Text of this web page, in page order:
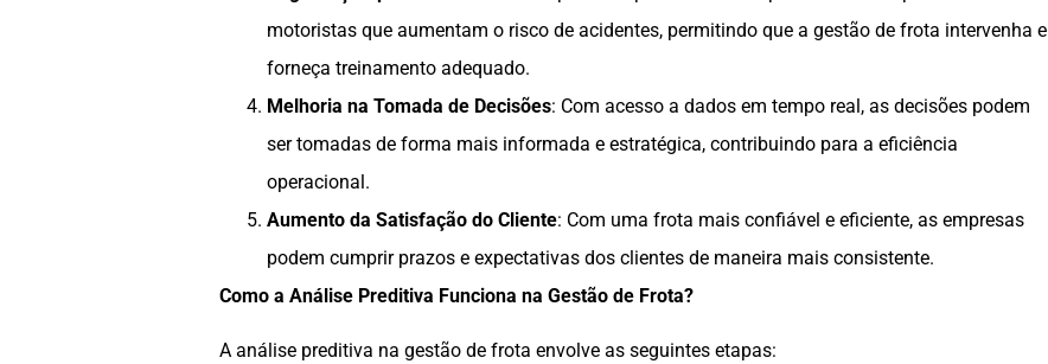
motoristas que aumentam o risco de acidentes, permitindo que a gestão de frota intervenha e
forneça treinamento adequado.
Melhoria na Tomada de Decisões: Com acesso a dados em tempo real, as decisões podem
ser tomadas de forma mais informada e estratégica, contribuindo para a eficiência
operacional.
Aumento da Satisfação do Cliente: Com uma frota mais confiável e eficiente, as empresas
podem cumprir prazos e expectativas dos clientes de maneira mais consistente.
Como a Análise Preditiva Funciona na Gestão de Frota?
A análise preditiva na gestão de frota envolve as seguintes etapas: